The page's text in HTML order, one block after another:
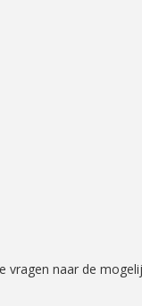
vragen naar de